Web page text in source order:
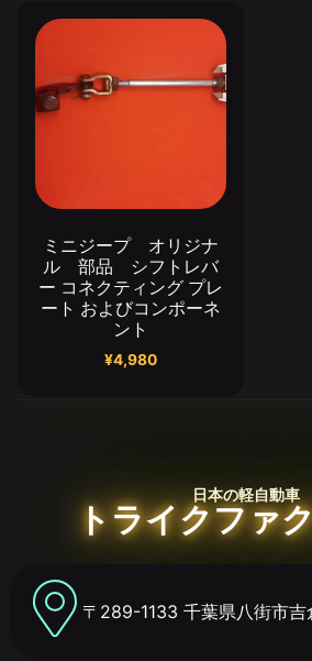
ミニジープ オリジナ
ル 部品 シフトレバ
ー コネクティング プレ
ート およびコンポーネ
ント
¥4,980
日本の軽自動車
トライクファ
〒289-1133 千葉県八街市